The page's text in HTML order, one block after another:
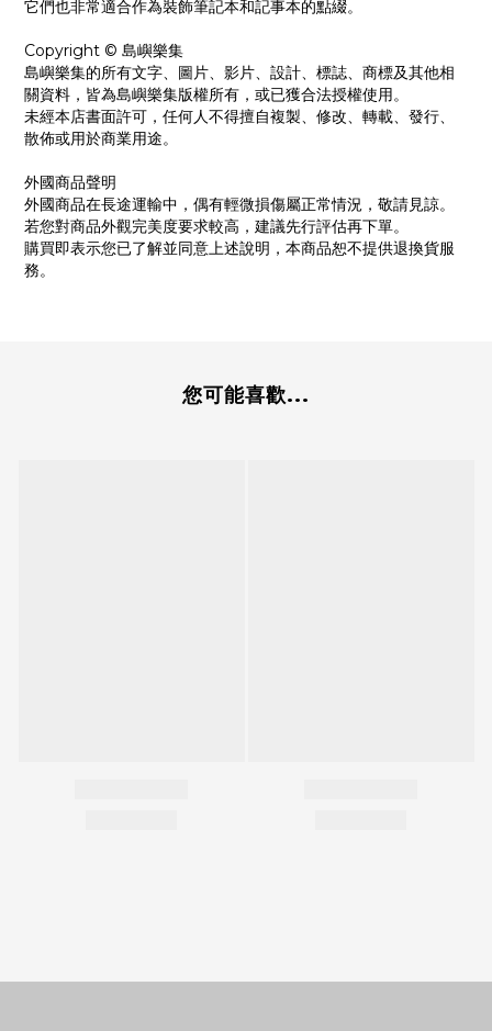
它們也非常適合作為裝飾筆記本和記事本的點綴。
Copyright © 島嶼樂集
島嶼樂集的所有文字、圖片、影片、設計、標誌、商標及其他相
關資料，皆為島嶼樂集版權所有，或已獲合法授權使用。
未經本店書面許可，任何人不得擅自複製、修改、轉載、發行、
散佈或用於商業用途。
外國商品聲明
外國商品在長途運輸中，偶有輕微損傷屬正常情況，敬請見諒。
若您對商品外觀完美度要求較高，建議先行評估再下單。
購買即表示您已了解並同意上述說明，本商品恕不提供退換貨服
務。
您可能喜歡...